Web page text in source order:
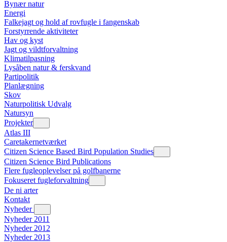
Bynær natur
Energi
Falkejagt og hold af rovfugle i fangenskab
Forstyrrende aktiviteter
Hav og kyst
Jagt og vildtforvaltning
Klimatilpasning
Lysåben natur & ferskvand
Partipolitik
Planlægning
Skov
Naturpolitisk Udvalg
Natursyn
Projekter
Atlas III
Caretakernetværket
Citizen Science Based Bird Population Studies
Citizen Science Bird Publications
Flere fugleoplevelser på golfbanerne
Fokuseret fugleforvaltning
De ni arter
Kontakt
Nyheder
Nyheder 2011
Nyheder 2012
Nyheder 2013